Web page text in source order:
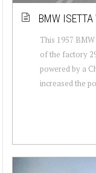
BMW ISETTA
This 1957
of the factory
powered by a
increased the